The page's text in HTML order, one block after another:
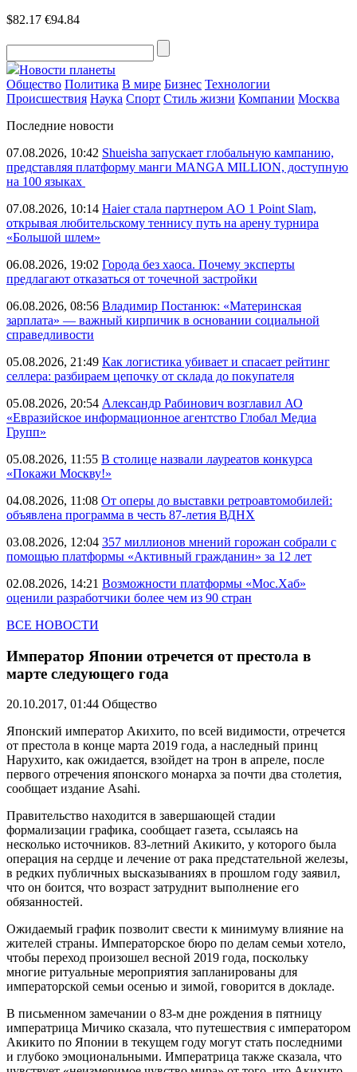
$82.17 €94.84
Новости планеты
Общество Политика В мире Бизнес Технологии
Происшествия Наука Спорт Стиль жизни Компании Москва
Последние новости
07.08.2026, 10:42 Shueisha запускает глобальную кампанию,
представляя платформу манги MANGA MILLION, доступную
на 100 языках
07.08.2026, 10:14 Haier стала партнером AO 1 Point Slam,
открывая любительскому теннису путь на арену турнира
«Большой шлем»
06.08.2026, 19:02 Города без хаоса. Почему эксперты
предлагают отказаться от точечной застройки
06.08.2026, 08:56 Владимир Постанюк: «Материнская
зарплата» — важный кирпичик в основании социальной
справедливости
05.08.2026, 21:49 Как логистика убивает и спасает рейтинг
селлера: разбираем цепочку от склада до покупателя
05.08.2026, 20:54 Александр Рабинович возглавил АО
«Евразийское информационное агентство Глобал Медиа
Групп»
05.08.2026, 11:55 В столице назвали лауреатов конкурса
«Покажи Москву!»
04.08.2026, 11:08 От оперы до выставки ретроавтомобилей:
объявлена программа в честь 87-летия ВДНХ
03.08.2026, 12:04 357 миллионов мнений горожан собрали с
помощью платформы «Активный гражданин» за 12 лет
02.08.2026, 14:21 Возможности платформы «Мос.Хаб»
оценили разработчики более чем из 90 стран
ВСЕ НОВОСТИ
Император Японии отречется от престола в
марте следующего года
20.10.2017, 01:44 Общество
Японский император Акихито, по всей видимости, отречется
от престола в конце марта 2019 года, а наследный принц
Нарухито, как ожидается, взойдет на трон в апреле, после
первого отречения японского монарха за почти два столетия,
сообщает издание Asahi.
Правительство находится в завершающей стадии
формализации графика, сообщает газета, ссылаясь на
несколько источников. 83-летний Акикито, у которого была
операция на сердце и лечение от рака предстательной железы,
в редких публичных высказываниях в прошлом году заявил,
что он боится, что возраст затруднит выполнение его
обязанностей.
Ожидаемый график позволит свести к минимуму влияние на
жителей страны. Императорское бюро по делам семьи хотело,
чтобы переход произошел весной 2019 года, поскольку
многие ритуальные мероприятия запланированы для
императорской семьи осенью и зимой, говорится в докладе.
В письменном замечании о 83-м дне рождения в пятницу
императрица Мичико сказала, что путешествия с императором
Акикито по Японии в текущем году могут стать последними
и глубоко эмоциональными. Императрица также сказала, что